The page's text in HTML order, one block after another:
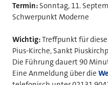
Termin:Sonntag, 11.
Schwerpunkt Moderne
Wichtig:Treffpunkt für
Pius-Kirche, Sankt
Die Führung dauert 90
Eine Anmeldung über die